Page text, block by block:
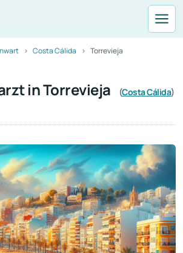
Costa Cálida Torrevieja
in Torrevieja (Costa Cálida)